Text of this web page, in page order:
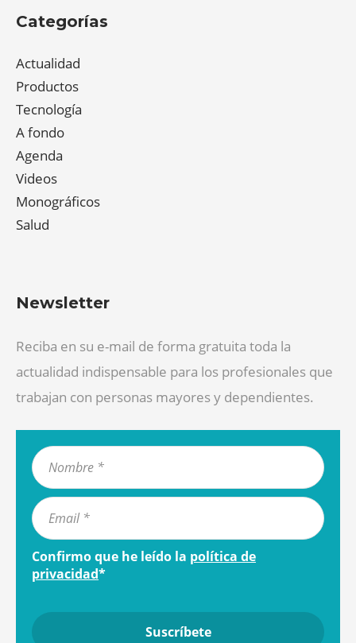
Categorías
Actualidad
Productos
Tecnología
A fondo
Agenda
Videos
Monográficos
Salud
Newsletter
Reciba en su e-mail de forma gratuita toda la
actualidad indispensable para los profesionales que
trabajan con personas mayores y dependientes.
Confirmo que he leído la política de
privacidad*